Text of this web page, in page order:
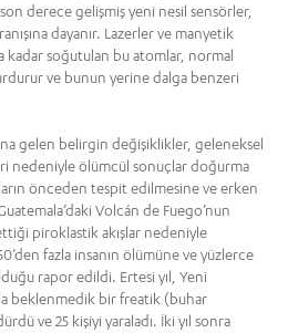
derece gelişmiş yeni nesil sensörler,
dayanır. Lazerler ve manyetik
kadar soğutulan bu atomlar, normal
ve bunun yerine dalga benzeri
gelen belirgin değişiklikler, geleneksel
nedeniyle ölümcül sonuçlar doğurma
önceden tespit edilmesine ve erken
Volcán de Fuego’nun
piroklastik akışlar nedeniyle
fazla insanın ölümüne ve yüzlerce
rapor edildi. Ertesi yıl, Yeni
beklenmedik bir freatik (buhar
ve 25 kişiyi yaraladı. İki yıl sonra